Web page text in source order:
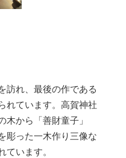
訪れ、最後の作である
れています。高賀神社
木から「善財童子」
彫った一木作り三像な
ています。